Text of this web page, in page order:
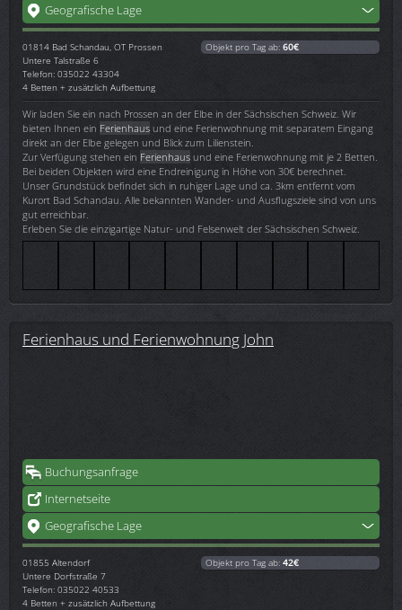
Geografische Lage
01814 Bad Schandau, OT Prossen
Untere Talstraße 6
Telefon: 035022 43304
4 Betten + zusätzlich Aufbettung
Objekt pro Tag ab: 60€
Wir laden Sie ein nach Prossen an der Elbe in der Sächsischen Schweiz. Wir
bieten Ihnen ein Ferienhaus und eine Ferienwohnung mit separatem Eingang
direkt an der Elbe gelegen und Blick zum Lilienstein.
Zur Verfügung stehen ein Ferienhaus und eine Ferienwohnung mit je 2 Betten.
Bei beiden Objekten wird eine Endreinigung in Höhe von 30€ berechnet.
Unser Grundstück befindet sich in ruhiger Lage und ca. 3km entfernt vom
Kurort Bad Schandau. Alle bekannten Wander- und Ausflugsziele sind von uns
gut erreichbar.
Erleben Sie die einzigartige Natur- und Felsenwelt der Sächsischen Schweiz.
Ferienhaus und Ferienwohnung John
Buchungsanfrage
Internetseite
Geografische Lage
01855 Altendorf
Untere Dorfstraße 7
Telefon: 035022 40533
4 Betten + zusätzlich Aufbettung
Objekt pro Tag ab: 42€